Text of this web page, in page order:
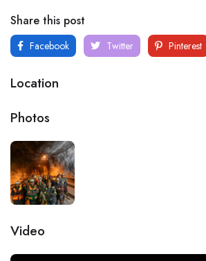
Share this post
Facebook Twitter Pinterest
Location
Photos
Video